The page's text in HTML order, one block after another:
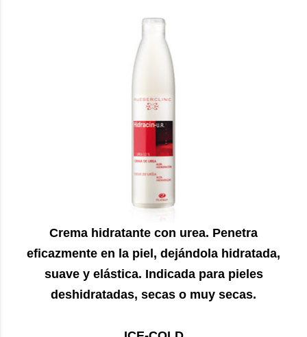
Crema hidratante con urea. Penetra
eficazmente en la piel, dejándola hidratada,
suave y elástica. Indicada para pieles
deshidratadas, secas o muy secas.